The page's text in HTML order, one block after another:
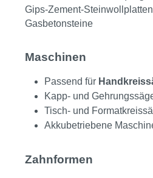
Gips-Zement-
Gasbetonsteine
Maschinen
Passend für
Kapp- und
Tisch- und
Akkubetriebene
Zahnformen